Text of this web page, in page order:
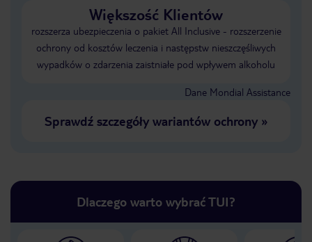
Większość Klientów
rozszerza ubezpieczenia o pakiet All Inclusive - rozszerzenie
ochrony od kosztów leczenia i następstw nieszczęśliwych
wypadków o zdarzenia zaistniałe pod wpływem alkoholu
Dane Mondial Assistance
Sprawdź szczegóły wariantów ochrony»
Dlaczego warto wybrać TUI?